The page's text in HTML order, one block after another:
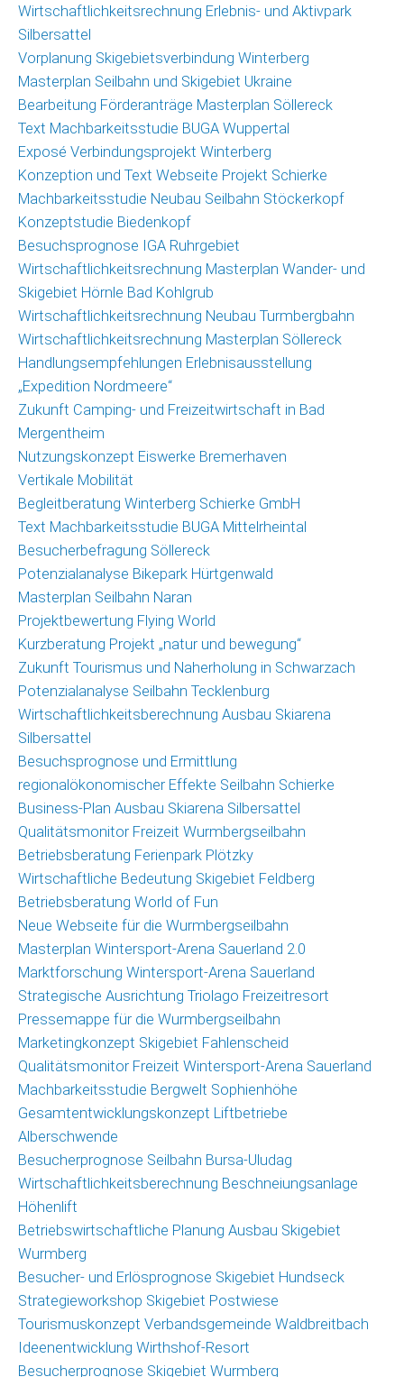
Wirtschaftlichkeitsrechnung Erlebnis- und Aktivpark
Silbersattel
Vorplanung Skigebietsverbindung Winterberg
Masterplan Seilbahn und Skigebiet Ukraine
Bearbeitung Förderanträge Masterplan Söllereck
Text Machbarkeitsstudie BUGA Wuppertal
Exposé Verbindungsprojekt Winterberg
Konzeption und Text Webseite Projekt Schierke
Machbarkeitsstudie Neubau Seilbahn Stöckerkopf
Konzeptstudie Biedenkopf
Besuchsprognose IGA Ruhrgebiet
Wirtschaftlichkeitsrechnung Masterplan Wander- und
Skigebiet Hörnle Bad Kohlgrub
Wirtschaftlichkeitsrechnung Neubau Turmbergbahn
Wirtschaftlichkeitsrechnung Masterplan Söllereck
Handlungsempfehlungen Erlebnisausstellung
„Expedition Nordmeere“
Zukunft Camping- und Freizeitwirtschaft in Bad
Mergentheim
Nutzungskonzept Eiswerke Bremerhaven
Vertikale Mobilität
Begleitberatung Winterberg Schierke GmbH
Text Machbarkeitsstudie BUGA Mittelrheintal
Besucherbefragung Söllereck
Potenzialanalyse Bikepark Hürtgenwald
Masterplan Seilbahn Naran
Projektbewertung Flying World
Kurzberatung Projekt „natur und bewegung“
Zukunft Tourismus und Naherholung in Schwarzach
Potenzialanalyse Seilbahn Tecklenburg
Wirtschaftlichkeitsberechnung Ausbau Skiarena
Silbersattel
Besuchsprognose und Ermittlung
regionalökonomischer Effekte Seilbahn Schierke
Business-Plan Ausbau Skiarena Silbersattel
Qualitätsmonitor Freizeit Wurmbergseilbahn
Betriebsberatung Ferienpark Plötzky
Wirtschaftliche Bedeutung Skigebiet Feldberg
Betriebsberatung World of Fun
Neue Webseite für die Wurmbergseilbahn
Masterplan Wintersport-Arena Sauerland 2.0
Marktforschung Wintersport-Arena Sauerland
Strategische Ausrichtung Triolago Freizeitresort
Pressemappe für die Wurmbergseilbahn
Marketingkonzept Skigebiet Fahlenscheid
Qualitätsmonitor Freizeit Wintersport-Arena Sauerland
Machbarkeitsstudie Bergwelt Sophienhöhe
Gesamtentwicklungskonzept Liftbetriebe
Alberschwende
Besucherprognose Seilbahn Bursa-Uludag
Wirtschaftlichkeitsberechnung Beschneiungsanlage
Höhenlift
Betriebswirtschaftliche Planung Ausbau Skigebiet
Wurmberg
Besucher- und Erlösprognose Skigebiet Hundseck
Strategieworkshop Skigebiet Postwiese
Tourismuskonzept Verbandsgemeinde Waldbreitbach
Ideenentwicklung Wirthshof-Resort
Besucherprognose Skigebiet Wurmberg